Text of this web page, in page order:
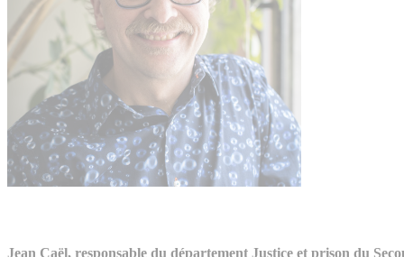
Jean Caël, responsable du département Justice et prison du